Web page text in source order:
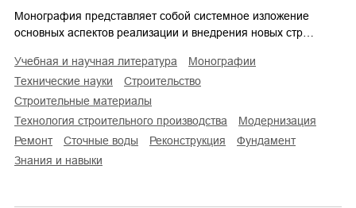
Монография представляет собой системное изложение
основных аспектов реализации и внедрения новых стр…
учебная и научная литература
монографии
технические науки
строительство
строительные материалы
технология строительного производства
модернизация
ремонт
сточные воды реконструкция
фундамент
знания и навыки